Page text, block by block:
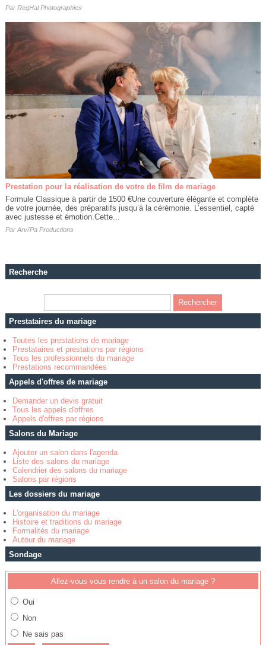
Par RegHal Photographies
Prestation pour la réalisation de votre de film de mariage
Formule Classique à partir de 1500 €​Une couverture élégante et complète
de votre journée, des préparatifs jusqu’à la cérémonie. L’essentiel, capté
avec justesse et émotion.Cette...
Par Arvi'Pa Productions
Recherche
Prestataires du mariage
Toutes les prestations de mariage
Prestataires et prestations par régions
Tous les professionnels du mariage
Prestations recommandées
Appels d'offres de mariage
Demander un devis gratuit
Tous les appels d'offres
Appels d'offres par régions
Salons du Mariage
Ajouter un salon dans l'agenda
Liste des salons du mariage
Calendrier des salons du mariage
Salons par régions
Les dossiers du mariage
L'organisation du mariage
Histoire et traditions du mariage
Formalités du mariage
Autour du mariage
Sondage
Allez-vous vous rendre à un salon du mariage ?
Oui
Non
Ne sais pas